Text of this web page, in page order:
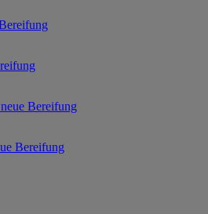
Bereifung